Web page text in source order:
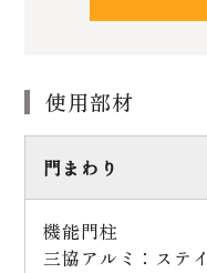
使用部材
門まわり
機能門柱
三協アルミ：ステ